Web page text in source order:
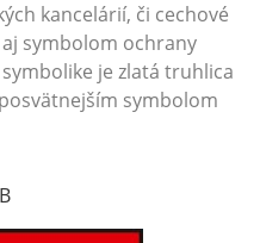
kancelárií, či cechové
symbolom ochrany
je zlatá truhlica
symbolom